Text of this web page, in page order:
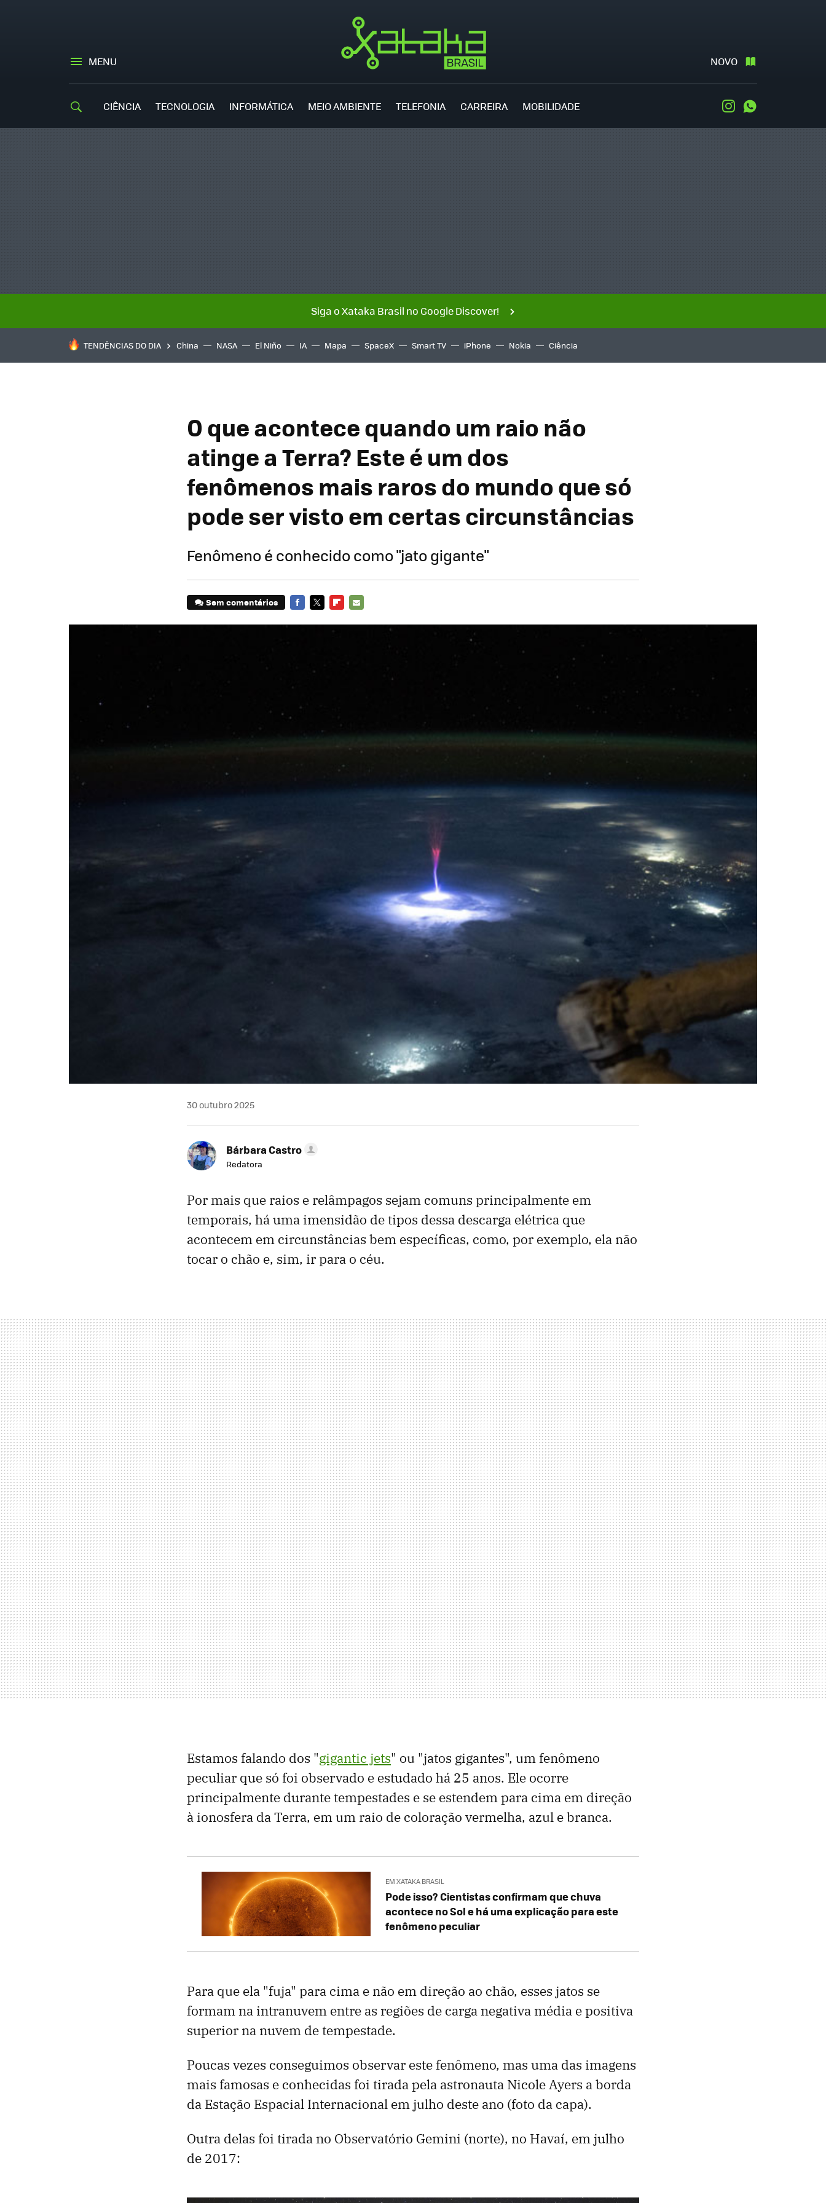
MENU NOVO
CIÊNCIA TECNOLOGIA INFORMÁTICA MEIO AMBIENTE TELEFONIA CARREIRA MOBILIDADE Instagram
Siga o Xataka Brasil no Google Discover!
TENDÊNCIAS DO DIA China NASA El Niño IA Mapa SpaceX Smart TV iPhone Nokia Ciência
O que acontece quando um raio não
atinge a Terra? Este é um dos
fenômenos mais raros do mundo que só
pode ser visto em certas circunstâncias
Fenômeno é conhecido como "jato gigante"
Sem comentários
30 outubro 2025
Bárbara Castro
Redatora
Por mais que raios e relâmpagos sejam comuns principalmente em
temporais, há uma imensidão de tipos dessa descarga elétrica que
acontecem em circunstâncias bem específicas, como, por exemplo, ela não
tocar o chão e, sim, ir para o céu.
Estamos falando dos "gigantic jets" ou "jatos gigantes", um fenômeno
peculiar que só foi observado e estudado há 25 anos. Ele ocorre
principalmente durante tempestades e se estendem para cima em direção
à ionosfera da Terra, em um raio de coloração vermelha, azul e branca.
EM XATAKA BRASIL
Pode isso? Cientistas confirmam que chuva
acontece no Sol e há uma explicação para este
fenômeno peculiar
Para que ela "fuja" para cima e não em direção ao chão, esses jatos se
formam na intranuvem entre as regiões de carga negativa média e positiva
superior na nuvem de tempestade.
Poucas vezes conseguimos observar este fenômeno, mas uma das imagens
mais famosas e conhecidas foi tirada pela astronauta Nicole Ayers a borda
da Estação Espacial Internacional em julho deste ano (foto da capa).
Outra delas foi tirada no Observatório Gemini (norte), no Havaí, em julho
de 2017: